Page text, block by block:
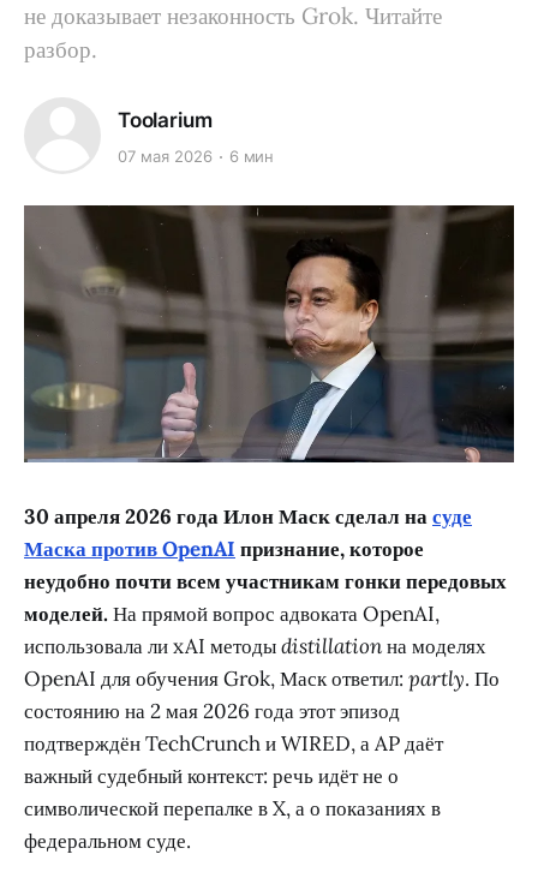
не доказывает незаконность Grok. Читайте
разбор.
Toolarium
07 мая 2026 6 мин
30 апреля 2026 года Илон Маск сделал насуде
Маска против OpenAI признание, которое
неудобно почти всем участникам гонки передовых
моделей.На прямой вопрос адвоката OpenAI,
использовала ли xAI методыdistillationна моделях
OpenAI для обучения Grok, Маск ответил: partly. По
состоянию на 2 мая 2026 года этот эпизод
подтверждён TechCrunch и WIRED, а AP даёт
важный судебный контекст: речь идёт не о
символической перепалке в X, а о показаниях в
федеральном суде.